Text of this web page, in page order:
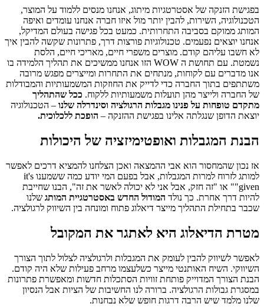
בפגישת הזנקה של אסטרטגיות מיתוג, אנחנו מנסים ללמוד על המוצר,
הטכנולוגיה, השירות, להבין יותר מול איזו חברה אנחנו עומדים ואיפה
המותג ממוקם בסביבה התחרותית. כמעט בכל פגישה בעולם המדיקל,
אנחנו יוצאים נפעמים. טכנולוגיות פורצות דרך, פתרונות שקשה להבין איך
לא חשבו עליהם קודם. מוצרים משפרי חיים, מאריכי חיים, הלסת
נשמטת. עם תחושת ה WOW הזו אנחנו ממשיכים את תהליך הלמידה בו
אנו מדברים עם לקוחות, מנתחים את התחרות ומייצרים מפגש מרובה
משתתפים בתוך החברה כדי לדייק את החוזקות המשמעותיות והמבודלות
של החברה ולייצר מהן תועלות משמעותיות ללקוח. ככל שהתהליך
מתקדם טופחות על פנינו מגבלות הרגולציה וסינדרלה שלנו – הטכנולוגיה
יוצאת הדופן שנגלתה אלינו בפגישת ההזנקה – הופכת ללכלוכית.
הבנת המגבלות ואופטימיזציה של היכולות
אז נכון שהמחסור הוא אבי ההמצאה ואכן הצלחנו להמציא דרכים לאפשר
למותג לזרוח למרות המגבלות, אבל בפעם המי יודע כמה ששמענו it's
given"" או "זה חזק, אבל אני לא יכולה לאשר את זה", הבנו שחייבת
להיות דרך אחרת. כך נולד המודול החדש באסטרטגיית המותג שלנו
שכבר בתחילת התהליך מייצר דיאלוג פתוח ומונחה בין השיווק לרגולציה.
מטרת הדיאלוג היא לאתגר את המקובל
לאפשר לשיווק להבין לעומק את המגבלות ולרגולציה לצלול לתוך הצורך
השיווקי. השיח האותנטי מייצר כשלעצמו מרחב פעילות שלא היה קודם.
הבנת הצורך המדוייק פותחת זוויות הסתכלות חדשות ומאפשרת פתרונות
במסגרת גבולות הרגולציה. ברורה לנו החשיבות של הציות אבל הנסיון
שלנו מלמד שיש הרבה דרגות חופש שלא נבחנות.